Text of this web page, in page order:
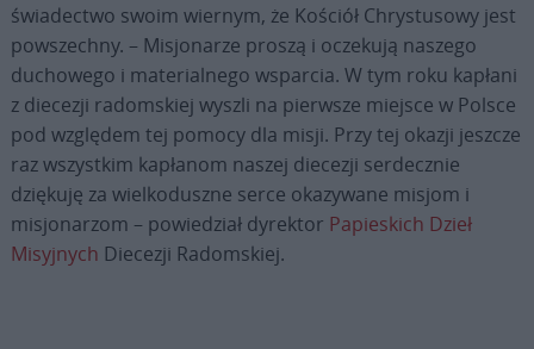
świadectwo swoim wiernym, że Kościół Chrystusowy jest
powszechny. – Misjonarze proszą i oczekują naszego
duchowego i materialnego wsparcia. W tym roku kapłani
z diecezji radomskiej wyszli na pierwsze miejsce w Polsce
pod względem tej pomocy dla misji. Przy tej okazji jeszcze
raz wszystkim kapłanom naszej diecezji serdecznie
dziękuję za wielkoduszne serce okazywane misjom i
misjonarzom – powiedział dyrektor Papieskich Dzieł
Misyjnych Diecezji Radomskiej.